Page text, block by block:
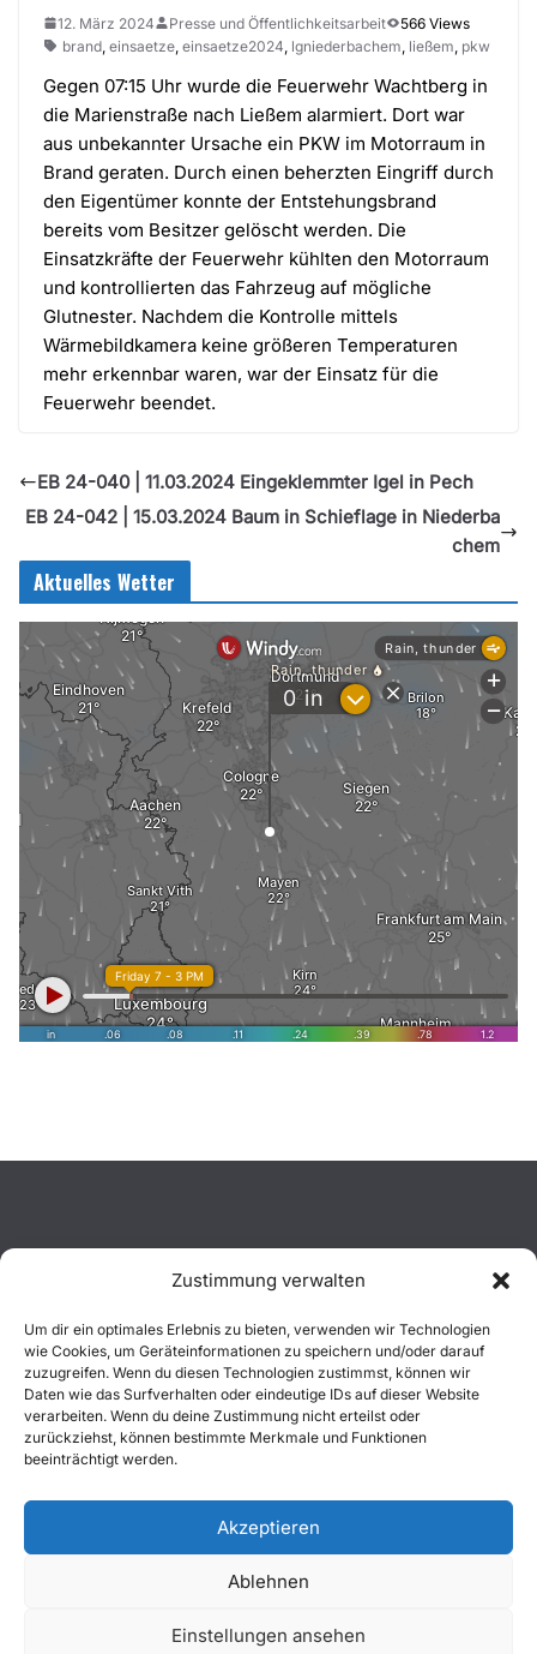
Zustimmung verwalten
Um dir ein optimales Erlebnis zu bieten, verwenden wir Technologien
wie Cookies, um Geräteinformationen zu speichern und/oder darauf
zuzugreifen. Wenn du diesen Technologien zustimmst, können wir
Daten wie das Surfverhalten oder eindeutige IDs auf dieser Website
verarbeiten. Wenn du deine Zustimmung nicht erteilst oder
zurückziehst, können bestimmte Merkmale und Funktionen
beeinträchtigt werden.
Akzeptieren
Ablehnen
Einstellungen ansehen
12. März 2024 Presse und Öffentlichkeitsarbeit
566 Views
brand einsaetze einsaetze2024 lgniederbachem ließem pkw
Gegen 07:15 Uhr wurde die Feuerwehr Wachtberg in
die Marienstraße nach Ließem alarmiert. Dort war
aus unbekannter Ursache ein PKW im Motorraum in
Brand geraten. Durch einen beherzten Eingriff durch
den Eigentümer konnte der Entstehungsbrand
bereits vom Besitzer gelöscht werden. Die
Einsatzkräfte der Feuerwehr kühlten den Motorraum
und kontrollierten das Fahrzeug auf mögliche
Glutnester. Nachdem die Kontrolle mittels
Wärmebildkamera keine größeren Temperaturen
mehr erkennbar waren, war der Einsatz für die
Feuerwehr beendet.
EB 24-040 | 11.03.2024 Eingeklemmter Igel in Pech
EB 24-042 | 15.03.2024 Baum in Schieflage in Niederba
chem
Aktuelles Wetter
Aktuelles
Einsätze
Unsere Jugend
Mitglied werden
Rechte vorbehalten.